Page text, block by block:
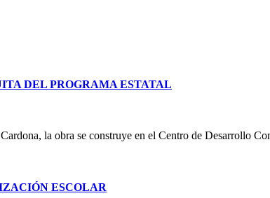
DEL PROGRAMA ESTATAL
la obra se construye en el Centro de Desarrollo
ESCOLAR